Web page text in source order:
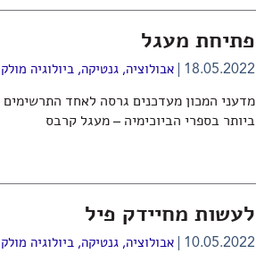
פתיחת מעגל
18.05.2022 אבולוציה,גנטיקה,ביולוגיה
מדעני המכון מעדכנים גרסה לאחד התרשימים
ביותר בספרי הביוכימיה – מעגל קרבס
לעשות מחיידק פיל
10.05.2022 אבולוציה,גנטיקה,ביולוגיה